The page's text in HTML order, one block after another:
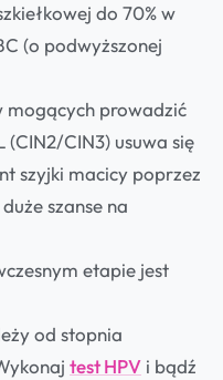
do 70% w
(o podwyższonej
prowadzić
(CIN2/CIN3) usuwa się
szyjki macicy poprzez
szanse na
etapie jest
od stopnia
test HPV i bądź